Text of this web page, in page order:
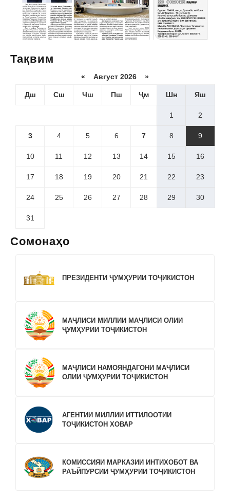
Тақвим
« Август 2026 »
Дш Сш Чш Пш Ҷм Шн Яш
1 2
3 4 5 6 7 8 9
10 11 12 13 14 15 16
17 18 19 20 21 22 23
24 25 26 27 28 29 30
31
Сомонаҳо
ПРЕЗИДЕНТИ ҶУМҲУРИИ ТОҶИКИСТОН
МАҶЛИСИ МИЛЛИИ МАҶЛИСИ ОЛИИ
ҶУМҲУРИИ ТОҶИКИСТОН
МАҶЛИСИ НАМОЯНДАГОНИ МАҶЛИСИ
ОЛИИ ҶУМҲУРИИ ТОҶИКИСТОН
АГЕНТИИ МИЛЛИИ ИТТИЛООТИИ
ТОҶИКИСТОН ХОВАР
КОМИССИЯИ МАРКАЗИИ ИНТИХОБОТ ВА
РАЪЙПУРСИИ ҶУМҲУРИИ ТОҶИКИСТОН